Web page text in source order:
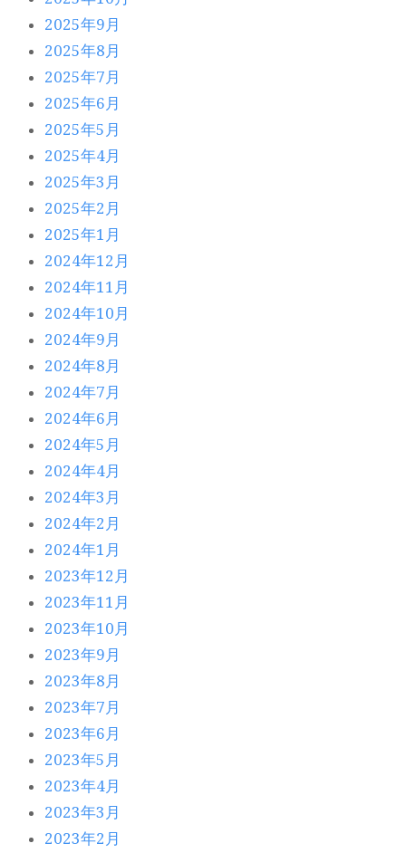
2025年9月
2025年8月
2025年7月
2025年6月
2025年5月
2025年4月
2025年3月
2025年2月
2025年1月
2024年12月
2024年11月
2024年10月
2024年9月
2024年8月
2024年7月
2024年6月
2024年5月
2024年4月
2024年3月
2024年2月
2024年1月
2023年12月
2023年11月
2023年10月
2023年9月
2023年8月
2023年7月
2023年6月
2023年5月
2023年4月
2023年3月
2023年2月